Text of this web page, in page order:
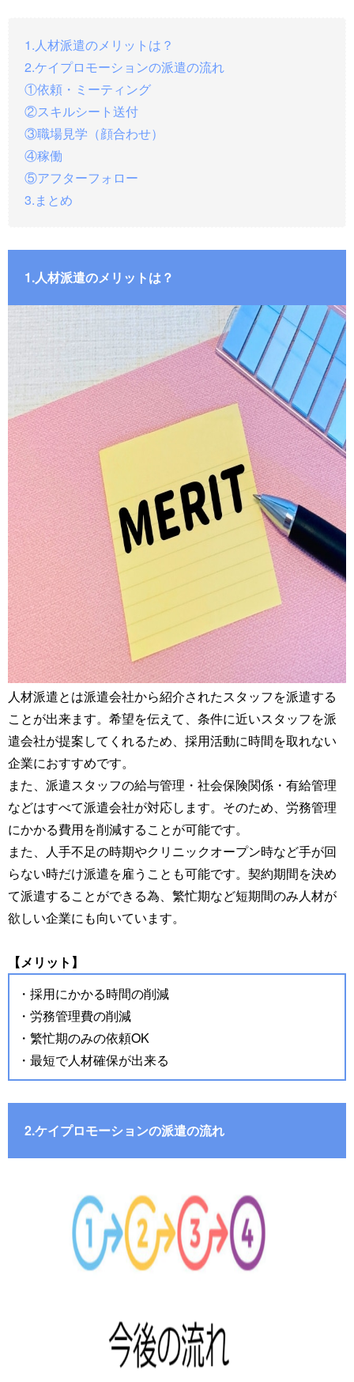
1.人材派遣のメリットは？
2.ケイプロモーションの派遣の流れ
①依頼・ミーティング
②スキルシート送付
③職場見学（顔合わせ）
④稼働
⑤アフターフォロー
3.まとめ
1.人材派遣のメリットは？
人材派遣とは派遣会社から紹介されたスタッフを派遣する
ことが出来ます。希望を伝えて、条件に近いスタッフを派
遣会社が提案してくれるため、採用活動に時間を取れない
企業におすすめです。
また、派遣スタッフの給与管理・社会保険関係・有給管理
などはすべて派遣会社が対応します。そのため、労務管理
にかかる費用を削減することが可能です。
また、人手不足の時期やクリニックオープン時など手が回
らない時だけ派遣を雇うことも可能です。契約期間を決め
て派遣することができる為、繁忙期など短期間のみ人材が
欲しい企業にも向いています。
【メリット】
・採用にかかる時間の削減
・労務管理費の削減
・繁忙期のみの依頼OK
・最短で人材確保が出来る
2.ケイプロモーションの派遣の流れ